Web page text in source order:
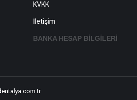
KVKK
İletişim
BANKA HESAP BİLGİLERİ